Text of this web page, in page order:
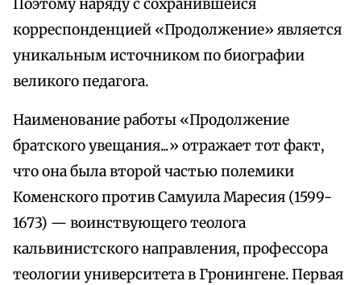
Поэтому наряду с сохранившейся
корреспонденцией «Продолжение» является
уникальным источником по биографии
великого педагога.
Наименование работы «Продолжение
братского увещания...» отражает тот факт,
что она была второй частью полемики
Коменского против Самуила Маресия (1599-
1673) — воинствующего теолога
кальвинистского направления, профессора
теологии университета в Гронингене. Первая